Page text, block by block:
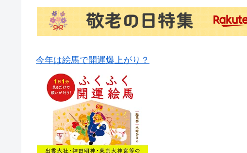
今年は絵馬で開運爆上がり？